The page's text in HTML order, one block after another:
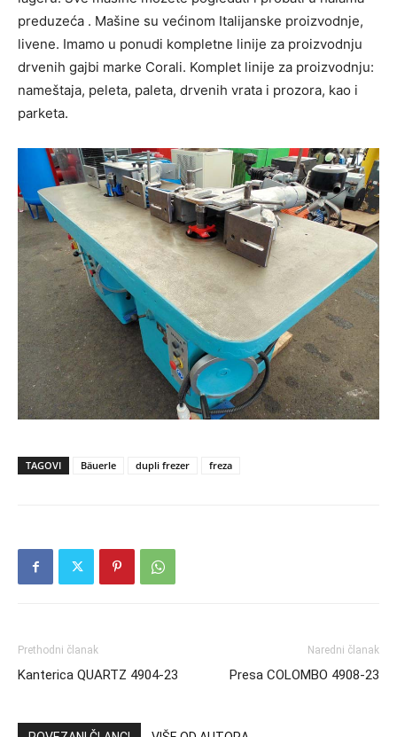
preduzeća . Mašine su većinom Italijanske proizvodnje,
livene. Imamo u ponudi kompletne linije za proizvodnju
drvenih gajbi marke Corali. Komplet linije za proizvodnju:
nameštaja, peleta, paleta, drvenih vrata i prozora, kao i
parketa.
TAGOVI Bäuerle dupli frezer freza
Prethodni članak
Kanterica QUARTZ 4904-23
Naredni članak
Presa COLOMBO 4908-23